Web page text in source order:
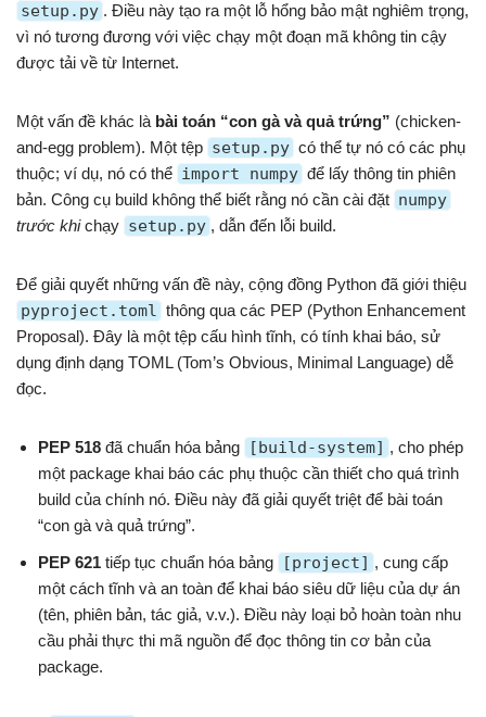
setup.py . Điều này tạo ra một lỗ hổng bảo mật nghiêm trọng,
vì nó tương đương với việc chạy một đoạn mã không tin cậy
được tải về từ Internet.
Một vấn đề khác là bài toán “con gà và quả trứng” (chicken-
and-egg problem). Một tệp setup.py có thể tự nó có các phụ
thuộc; ví dụ, nó có thể import numpy để lấy thông tin phiên
bản. Công cụ build không thể biết rằng nó cần cài đặt numpy
trước khichạy setup.py , dẫn đến lỗi build.
Để giải quyết những vấn đề này, cộng đồng Python đã giới thiệu
pyproject.toml thông qua các PEP (Python Enhancement
Proposal). Đây là một tệp cấu hình tĩnh, có tính khai báo, sử
dụng định dạng TOML (Tom’s Obvious, Minimal Language) dễ
đọc.
PEP 518 đã chuẩn hóa bảng [build-system] , cho phép
một package khai báo các phụ thuộc cần thiết cho quá trình
build của chính nó. Điều này đã giải quyết triệt để bài toán
“con gà và quả trứng”.
PEP 621 tiếp tục chuẩn hóa bảng [project] , cung cấp
một cách tĩnh và an toàn để khai báo siêu dữ liệu của dự án
(tên, phiên bản, tác giả, v.v.). Điều này loại bỏ hoàn toàn nhu
cầu phải thực thi mã nguồn để đọc thông tin cơ bản của
package.